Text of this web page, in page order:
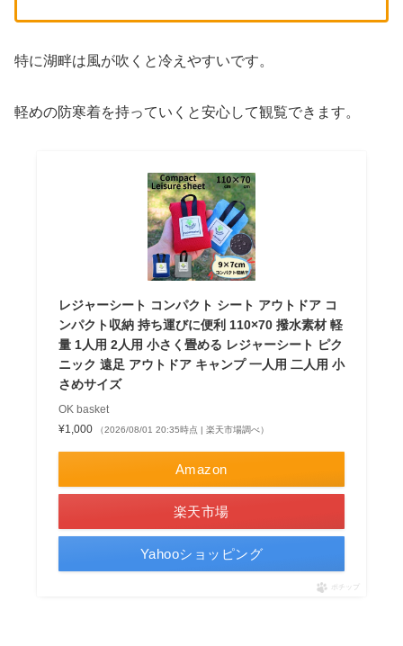
特に湖畔は風が吹くと冷えやすいです。
軽めの防寒着を持っていくと安心して観覧できます。
レジャーシート コンパクト シート アウトドア コ
ンパクト収納 持ち運びに便利 110×70 撥水素材 軽
量 1人用 2人用 小さく畳める レジャーシート ピク
ニック 遠足 アウトドア キャンプ 一人用 二人用 小
さめサイズ
OK basket
¥1,000
（2026/08/01 20:35時点 | 楽天市場調べ）
Amazon
楽天市場
Yahooショッピング
ポチップ